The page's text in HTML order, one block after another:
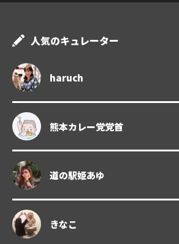
人気のキュレーター
haruch
熊本カレー党党首
道の駅姫あゆ
きなこ